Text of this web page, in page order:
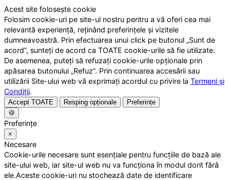
Acest site folosește cookie
Folosim cookie-uri pe site-ul nostru pentru a vă oferi cea mai
relevantă experiență, reținând preferințele și vizitele
dumneavoastră. Prin efectuarea unui click pe butonul „Sunt de
acord”, sunteți de acord ca TOATE cookie-urile să fie utilizate.
De asemenea, puteți să refuzați cookie-urile opționale prin
apăsarea butonului „Refuz”. Prin continuarea accesării sau
utilizării Site-ului web vă exprimați acordul cu privire la Termeni și
Condiții.
Accept TOATE Resping opționale
Preferințe
🍪
Preferințe
×
Necesare
Cookie-urile necesare sunt esențiale pentru funcțiile de bază ale
site-ului web, iar site-ul web nu va funcționa în modul dorit fără
ele.Aceste cookie-uri nu stochează date de identificare